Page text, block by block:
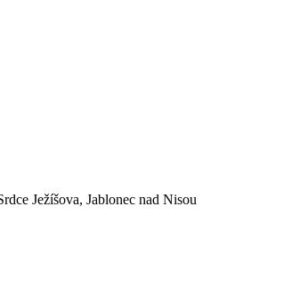
Ježíšova, Jablonec nad Nisou